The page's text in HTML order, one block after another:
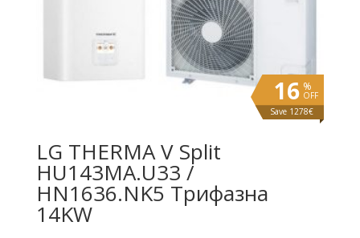
%
OFF
16
Save 1278€
LG THERMA V Split
HU143MA.U33 /
HN1636.NK5 Трифазна
14KW